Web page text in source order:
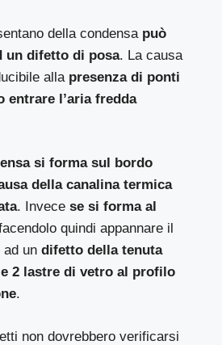
della condensa può
un difetto di posa. La causa
alla presenza di ponti
entrare l’aria fredda
si forma sul bordo
della canalina termica
. Invecese si forma al
quindi appannare il
ad undifetto della tenuta
2 lastre di vetro al profilo
.
non dovrebbero verificarsi